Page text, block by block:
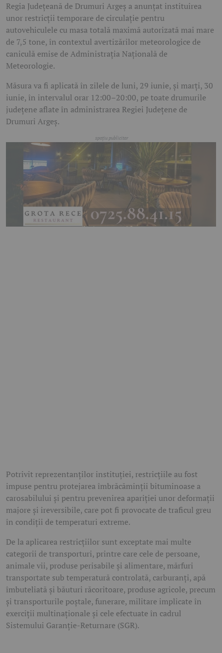
Regia Județeană de Drumuri Argeș a anunțat instituirea
unor restricții temporare de circulație pentru
autovehiculele cu masa totală maximă autorizată mai mare
de 7,5 tone, în contextul avertizărilor meteorologice de
caniculă emise de Administrația Națională de
Meteorologie.
Măsura va fi aplicată în zilele de luni, 29 iunie, și marți, 30
iunie, în intervalul orar 12:00–20:00, pe toate drumurile
județene aflate în administrarea Regiei Județene de
Drumuri Argeș.
Potrivit reprezentanților instituției, restricțiile au fost
impuse pentru protejarea îmbrăcăminții bituminoase a
carosabilului și pentru prevenirea apariției unor deformații
majore și ireversibile, care pot fi provocate de traficul greu
în condiții de temperaturi extreme.
De la aplicarea restricțiilor sunt exceptate mai multe
categorii de transporturi, printre care cele de persoane,
animale vii, produse perisabile și alimentare, mărfuri
transportate sub temperatură controlată, carburanți, apă
îmbuteliată și băuturi răcoritoare, produse agricole, precum
și transporturile poștale, funerare, militare implicate în
exerciții multinaționale și cele efectuate în cadrul
Sistemului Garanție-Returnare (SGR).